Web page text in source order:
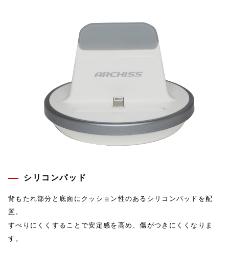
シリコンパッド
背もたれ部分と底面にクッション性のあるシリコンパッドを配
置。
すべりにくくすることで安定感を高め、傷がつきにくくなりま
す。